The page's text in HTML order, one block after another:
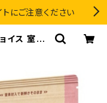
トにご注意ください
イス 室内